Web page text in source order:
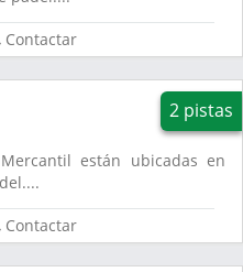
Contactar
2 pistas
están ubicadas en
Contactar